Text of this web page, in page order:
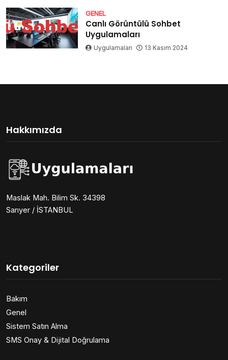
GENEL
Canlı Görüntülü Sohbet
Uygulamaları
Uygulamaları 13 Kasım 2024
Hakkımızda
Maslak Mah. Bilim Sk. 34398
Sarıyer / İSTANBUL
Kategoriler
Bakım
Genel
Sistem Satın Alma
SMS Onay & Dijital Doğrulama